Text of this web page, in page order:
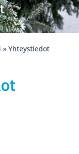
» Yhteystiedot